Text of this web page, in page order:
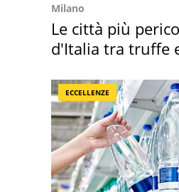
Milano
Le città più
d'Italia tra truffe
ECCELLENZE